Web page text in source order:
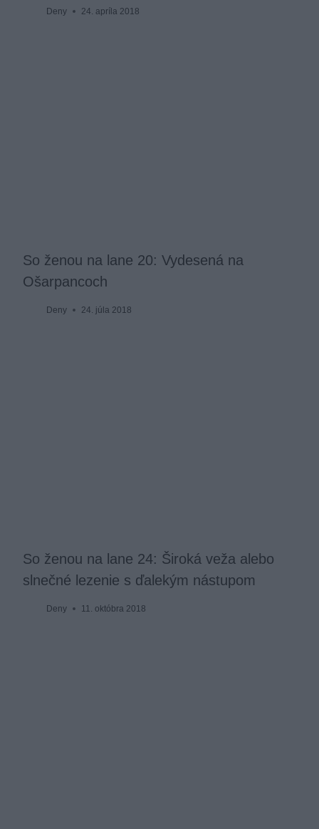
Deny 24. apríla 2018
So ženou na lane 20: Vydesená na
Ošarpancoch
Deny 24. júla 2018
So ženou na lane 24: Široká veža alebo
slnečné lezenie s ďalekým nástupom
Deny 11. októbra 2018